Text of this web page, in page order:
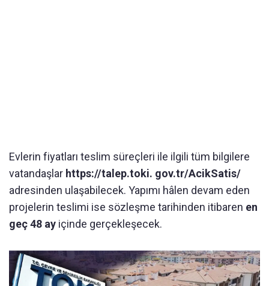
Evlerin fiyatları teslim süreçleri ile ilgili tüm bilgilere
vatandaşlar https://talep.toki. gov.tr/AcikSatis/
adresinden ulaşabilecek. Yapımı hâlen devam eden
projelerin teslimi ise sözleşme tarihinden itibaren en
geç 48 ay içinde gerçekleşecek.